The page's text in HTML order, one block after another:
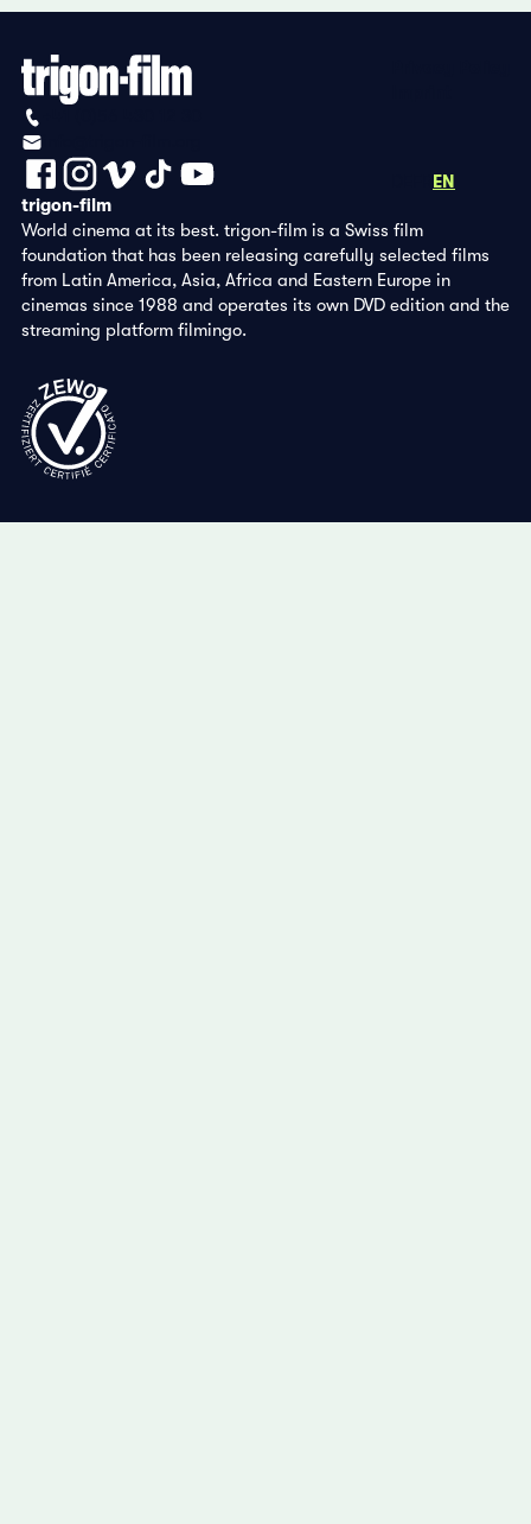
EN
trigon-film
World cinema at its best. trigon-film is a Swiss film
foundation that has been releasing carefully selected films
from Latin America, Asia, Africa and Eastern Europe in
cinemas since 1988 and operates its own DVD edition and the
streaming platform filmingo.